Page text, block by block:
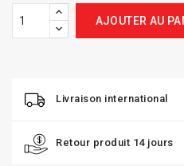
AJOUTER AU
Livraison international
Retour produit 14 jours